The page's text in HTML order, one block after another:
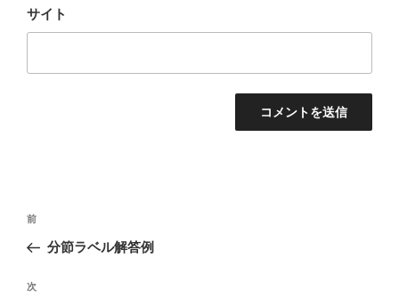
サイト
投
ナ
ビ
前
の
稿
前
分節ラベル解答例
次
次